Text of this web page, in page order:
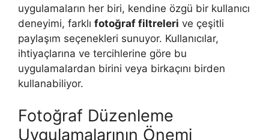
uygulamaların her biri, kendine özgü bir kullanıcı
deneyimi, farklı fotoğraf filtreleri ve çeşitli
paylaşım seçenekleri sunuyor. Kullanıcılar,
ihtiyaçlarına ve tercihlerine göre bu
uygulamalardan birini veya birkaçını birden
kullanabiliyor.
Fotoğraf Düzenleme
Uygulamalarının Önemi